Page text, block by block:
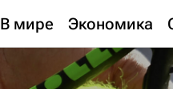
В мире Экономика